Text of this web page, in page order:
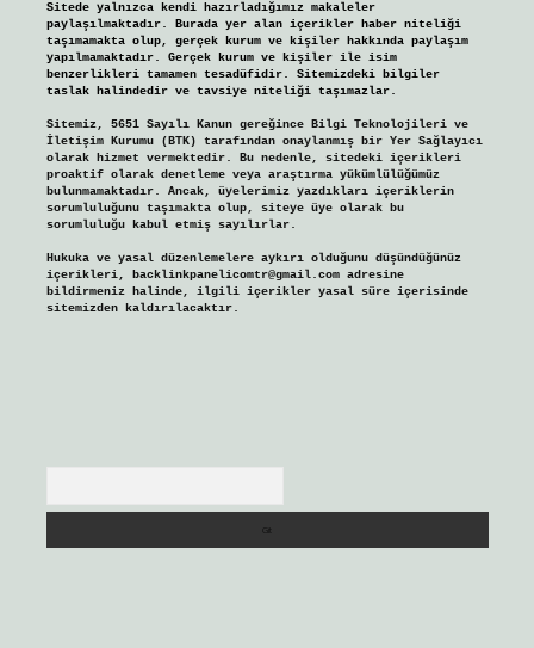
Sitede yalnızca kendi hazırladığımız makaleler
paylaşılmaktadır. Burada yer alan içerikler haber niteliği
taşımamakta olup, gerçek kurum ve kişiler hakkında paylaşım
yapılmamaktadır. Gerçek kurum ve kişiler ile isim
benzerlikleri tamamen tesadüfidir. Sitemizdeki bilgiler
taslak halindedir ve tavsiye niteliği taşımazlar.
Sitemiz, 5651 Sayılı Kanun gereğince Bilgi Teknolojileri ve
İletişim Kurumu (BTK) tarafından onaylanmış bir Yer Sağlayıcı
olarak hizmet vermektedir. Bu nedenle, sitedeki içerikleri
proaktif olarak denetleme veya araştırma yükümlülüğümüz
bulunmamaktadır. Ancak, üyelerimiz yazdıkları içeriklerin
sorumluluğunu taşımakta olup, siteye üye olarak bu
sorumluluğu kabul etmiş sayılırlar.
Hukuka ve yasal düzenlemelere aykırı olduğunu düşündüğünüz
içerikleri, backlinkpanelicomtr@gmail.comadresine
bildirmeniz halinde, ilgili içerikler yasal süre içerisinde
sitemizden kaldırılacaktır.